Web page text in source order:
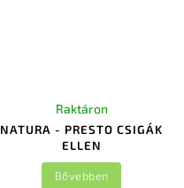
NATURA - PRESTO CSIGÁK
ELLEN
Raktáron
Bővebben